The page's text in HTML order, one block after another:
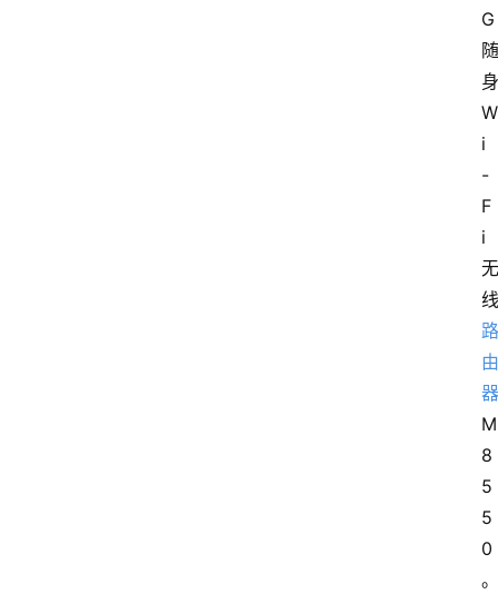
G
随
身
W
i
-
F
i
无
线
路
由
器
M
8
5
5
0
。